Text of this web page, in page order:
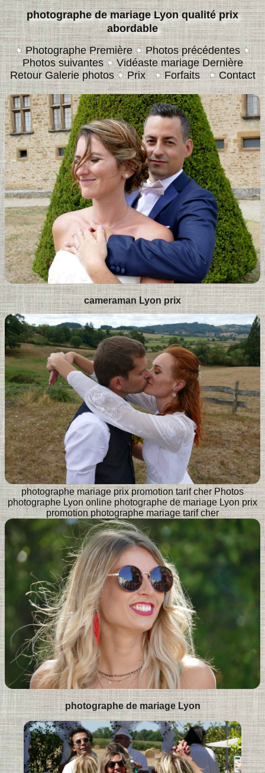
photographe de mariage Lyon qualité prix
abordable
Photographe Première
Photos précédentes
Photos suivantes
Vidéaste mariage Dernière
Retour Galerie photos
Prix Forfaits Contact
cameraman Lyon prix
photographe mariage prix promotion tarif cherPhotos
photographe Lyon online photographe de mariage Lyon prix
promotionphotographe mariage tarif cher
photographe de mariage Lyon